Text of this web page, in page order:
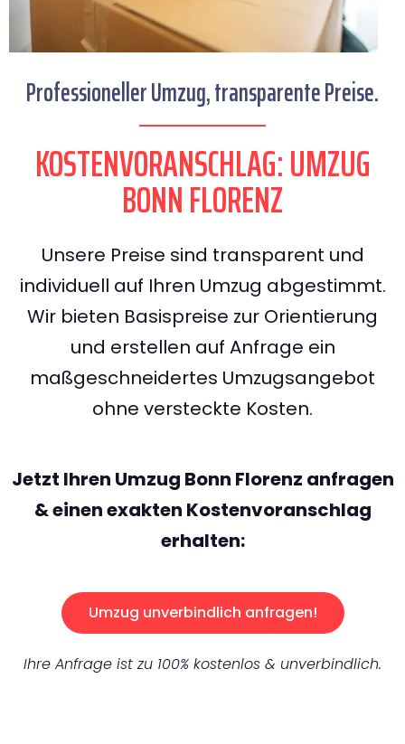
Professioneller Umzug, transparente Preise.
KOSTENVORANSCHLAG: UMZUG
BONN FLORENZ
Unsere Preise sind transparent und
individuell auf Ihren Umzug abgestimmt.
Wir bieten Basispreise zur Orientierung
und erstellen auf Anfrage ein
maßgeschneidertes Umzugsangebot
ohne versteckte Kosten.
Jetzt Ihren Umzug Bonn Florenz anfragen
& einen exakten Kostenvoranschlag
erhalten:
Umzug unverbindlich anfragen!
Ihre Anfrage ist zu 100% kostenlos & unverbindlich.